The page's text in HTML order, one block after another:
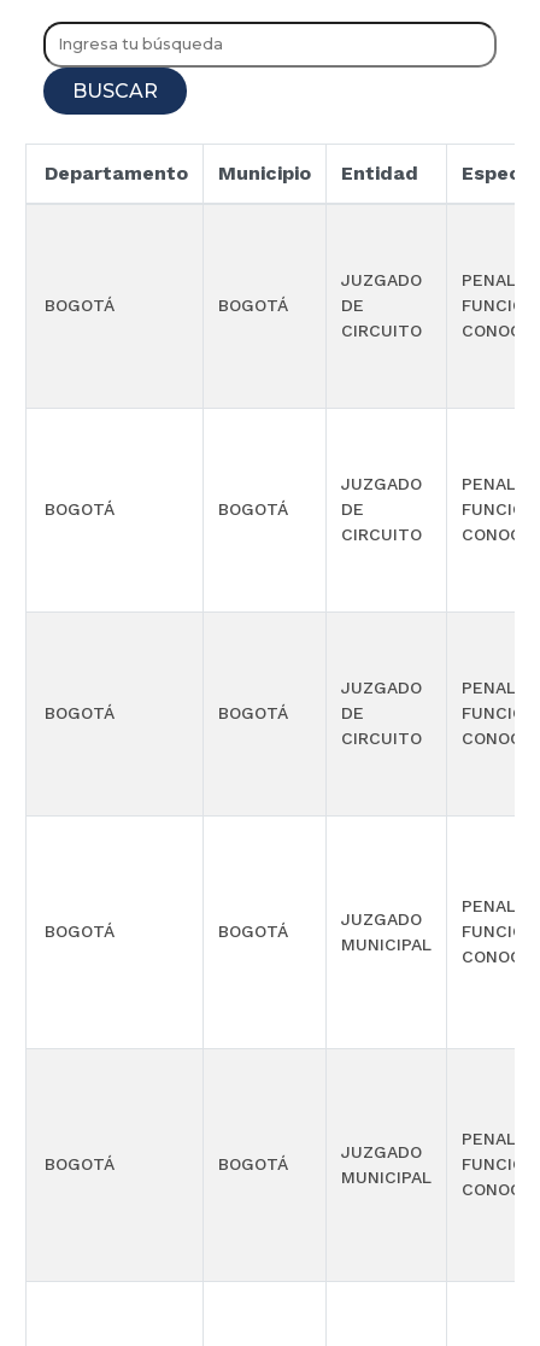
BUSCAR
Departamento Municipio Entidad
BOGOTÁ BOGOTÁ
JUZGADO
DE
CIRCUITO
PENAL
BOGOTÁ BOGOTÁ
JUZGADO
DE
CIRCUITO
PENAL
BOGOTÁ BOGOTÁ
JUZGADO
DE
CIRCUITO
PENAL
BOGOTÁ BOGOTÁ
JUZGADO
MUNICIPAL
PENAL
BOGOTÁ BOGOTÁ
JUZGADO
MUNICIPAL
PENAL